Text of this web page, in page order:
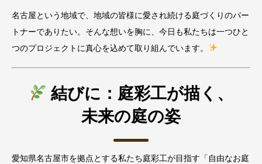
名古屋という地域で、地域の皆様に愛され続ける庭づくりのパー
トナーでありたい。そんな想いを胸に、今日も私たちは一つひと
つのプロジェクトに真心を込めて取り組んでいます。
結びに：庭彩工が描く、
未来の庭の姿
愛知県名古屋市を拠点とする私たち庭彩工が目指す「自由なお庭